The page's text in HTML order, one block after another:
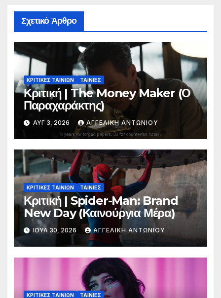
Σχετικό Άρθρο
ΚΡΙΤΙΚΕΣ ΤΑΙΝΙΩΝ ΤΑΙΝΙΕΣ
Κριτική | The Money Maker (Ο
Παραχαράκτης)
ΑΥΓ 3, 2026 ΑΓΓΕΛΙΚΉ ΑΝΤΩΝΊΟΥ
ΚΡΙΤΙΚΕΣ ΤΑΙΝΙΩΝ ΤΑΙΝΙΕΣ
Κριτική | Spider-Man: Brand
New Day (Καινούργια Μέρα)
ΙΟΎΛ 30, 2026 ΑΓΓΕΛΙΚΉ ΑΝΤΩΝΊΟΥ
ΚΡΙΤΙΚΕΣ ΤΑΙΝΙΩΝ ΤΑΙΝΙΕΣ